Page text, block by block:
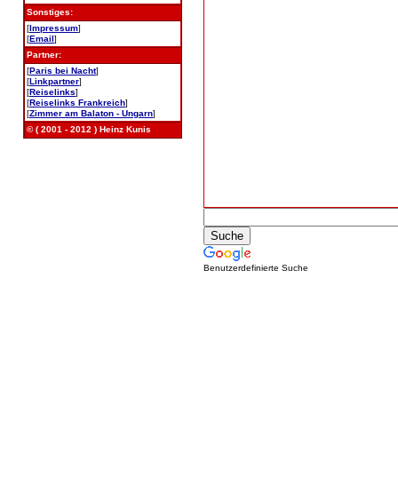
Sonstiges:
[Impressum]
[Email]
Partner:
[Paris bei Nacht]
[Linkpartner]
[Reiselinks]
[Reiselinks Frankreich]
[Zimmer am Balaton - Ungarn]
© ( 2001 - 2012 ) Heinz Kunis
Benutzerdefinierte Suche